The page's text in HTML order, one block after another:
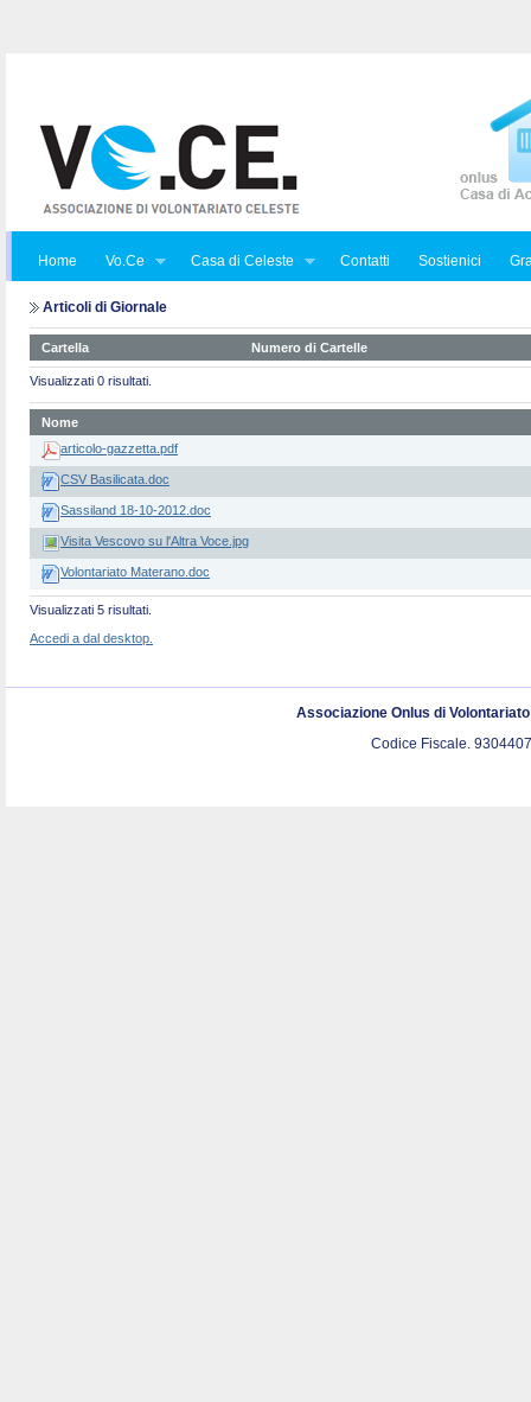
Home Vo.Ce Casa di Celeste Contatti Sostienici
Articoli di Giornale
Cartella Numero di Cartelle
Visualizzati 0 risultati.
Nome
articolo-gazzetta.pdf
CSV Basilicata.doc
Sassiland 18-10-2012.doc
Visita Vescovo su l'Altra Voce.jpg
Volontariato Materano.doc
Visualizzati 5 risultati.
Accedi a dal desktop.
Associazione Onlus di
Codice Fiscale.